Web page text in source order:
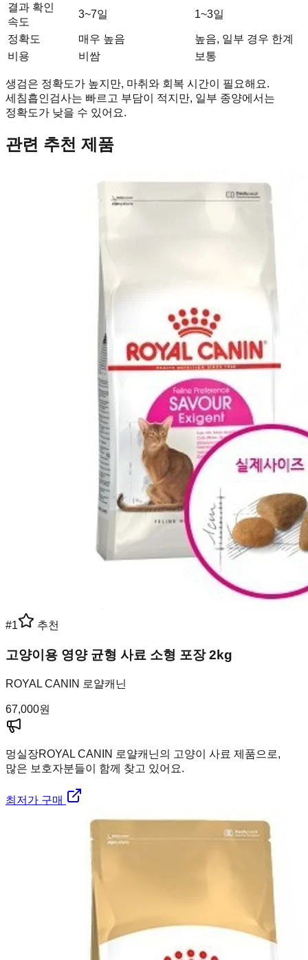
결과 확인
속도
3~7일 1~3일
정확도 매우 높음
높음, 일부 경우 한계
비용
비쌈 보통
생검은 정확도가 높지만, 마취와 회복 시간이 필요해요.
세침흡인검사는 빠르고 부담이 적지만, 일부 종양에서는
정확도가 낮을 수 있어요.
관련 추천 제품
#1 추천
고양이용 영양 균형 사료 소형 포장 2kg
ROYAL CANIN 로얄캐닌
67,000원
멍실장ROYAL CANIN 로얄캐닌의 고양이 사료 제품으로,
많은 보호자분들이 함께 찾고 있어요.
최저가 구매